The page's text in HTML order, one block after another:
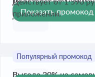
До 6 июн. 2030
приложении.
Показать промокод
Выгода 20% на